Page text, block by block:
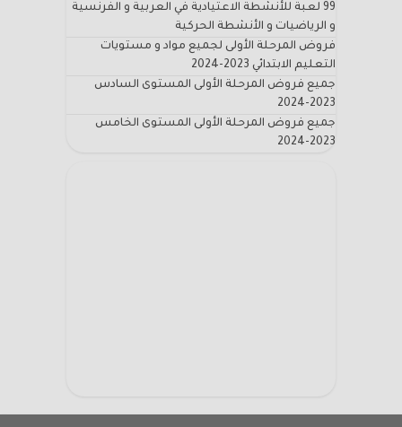
99 لعبة للأنشطة الاعتيادية في العربية و الفرنسية
و الرياضيات و الأنشطة الحركية
فروض المرحلة الأولى لجميع مواد و مستويات
التعليم الابتدائي 2023-2024
جميع فروض المرحلة الأولى المستوى السادس
2023-2024
جميع فروض المرحلة الأولى المستوى الخامس
2023-2024